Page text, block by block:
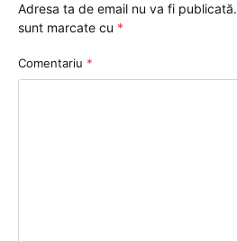
Adresa ta de email nu va fi publicată.
sunt marcate cu *
Comentariu *